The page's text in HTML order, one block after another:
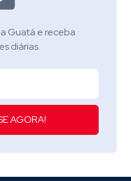
Guatá e receba
diárias.
AGORA!